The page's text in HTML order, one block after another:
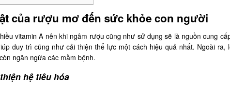
của rượu mơ đến sức khỏe con người
vitamin A nên khi ngâm rượu cũng như sử dụng sẽ là nguồn cung
duy trì cũng như cải thiện thể lực một cách hiệu quả nhất. Ngoài
ngăn ngừa các mầm bệnh.
hệ tiêu hóa